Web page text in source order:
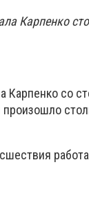
Карпенко
Карпенко со